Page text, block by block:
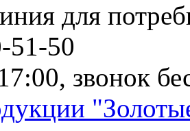
для
51-50
звонок